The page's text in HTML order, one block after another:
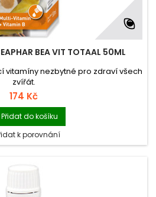
BEA VIT TOTAAL 50ML
vitamíny nezbytné pro zdraví všech
zvířát.
174 Kč
Přidat do košíku
k porovnání